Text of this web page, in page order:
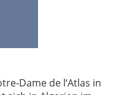
Dame de l‘Atlas in